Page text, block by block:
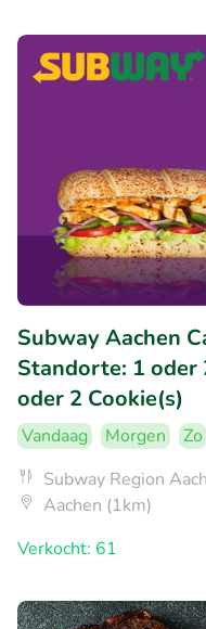
Subway Aachen
Standorte: 1 oder
oder 2 Cookie(s)
Vandaag Morgen Zo
Subway Region
Aachen (1km)
Verkocht: 61